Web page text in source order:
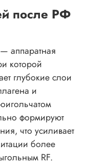
после РФ
аппаратная
которой
глубокие слои
и
формируют
что усиливает
более
RF.